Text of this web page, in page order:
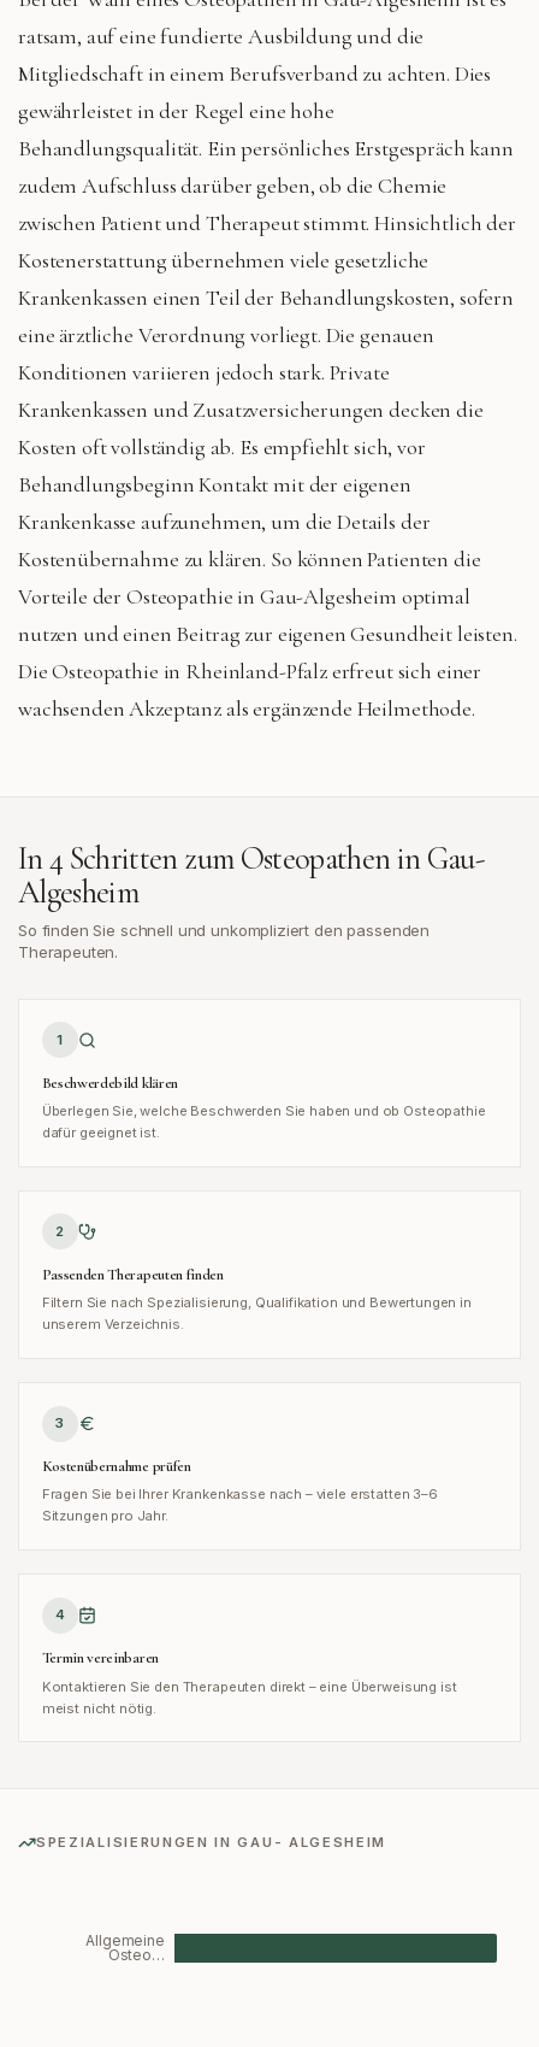
ratsam, auf eine fundierte Ausbildung und die
Mitgliedschaft in einem Berufsverband zu achten. Dies
gewährleistet in der Regel eine hohe
Behandlungsqualität. Ein persönliches Erstgespräch kann
zudem Aufschluss darüber geben, ob die Chemie
zwischen Patient und Therapeut stimmt. Hinsichtlich der
Kostenerstattung übernehmen viele gesetzliche
Krankenkassen einen Teil der Behandlungskosten, sofern
eine ärztliche Verordnung vorliegt. Die genauen
Konditionen variieren jedoch stark. Private
Krankenkassen und Zusatzversicherungen decken die
Kosten oft vollständig ab. Es empfiehlt sich, vor
Behandlungsbeginn Kontakt mit der eigenen
Krankenkasse aufzunehmen, um die Details der
Kostenübernahme zu klären. So können Patienten die
Vorteile der Osteopathie in Gau-Algesheim optimal
nutzen und einen Beitrag zur eigenen Gesundheit leisten.
Die Osteopathie in Rheinland-Pfalz erfreut sich einer
wachsenden Akzeptanz als ergänzende Heilmethode.
In 4 Schritten zum Osteopathen inGau-
Algesheim
So finden Sie schnell und unkompliziert den passenden
Therapeuten.
1
Beschwerdebild klären
Überlegen Sie, welche Beschwerden Sie haben und ob Osteopathie
dafür geeignet ist.
2
Passenden Therapeuten finden
Filtern Sie nach Spezialisierung, Qualifikation und Bewertungen in
unserem Verzeichnis.
3
Kostenübernahme prüfen
Fragen Sie bei Ihrer Krankenkasse nach – viele erstatten 3–6
Sitzungen pro Jahr.
4
Termin vereinbaren
Kontaktieren Sie den Therapeuten direkt – eine Überweisung ist
meist nicht nötig.
SPEZIALISIERUNGEN INGAU- ALGESHEIM
Allgemeine
Osteo…